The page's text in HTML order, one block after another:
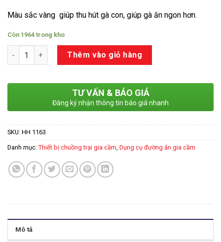
Màu sắc vàng giúp thu hút gà con, giúp gà ăn ngon hơn.
Còn 1964 trong kho
Số lượng Thêm vào giỏ hàng
TƯ VẤN & BÁO GIÁ
Đăng ký nhận thông tin báo giá nhanh
SKU: HH 1163
Danh mục: Thiết bị chuồng trại gia cầm, Dụng cụ đường ăn gia cầm
Mô tả